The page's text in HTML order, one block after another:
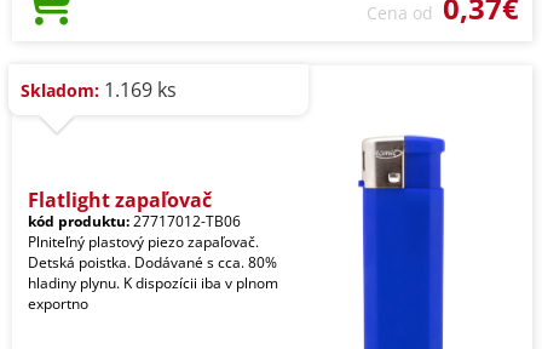
Cena od 0,37€
Skladom: 1.169 ks
Flatlight zapaľovač
kód produktu:27717012-TB06
Plniteľný plastový piezo zapaľovač.
Detská poistka. Dodávané s cca. 80%
hladiny plynu. K dispozícii iba v plnom
exportno